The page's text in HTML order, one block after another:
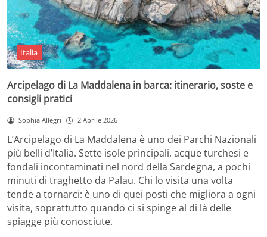
Italia
Arcipelago di La Maddalena in barca: itinerario, soste e
consigli pratici
Sophia Allegri 2 Aprile 2026
L’Arcipelago di La Maddalena è uno dei Parchi Nazionali
più belli d’Italia. Sette isole principali, acque turchesi e
fondali incontaminati nel nord della Sardegna, a pochi
minuti di traghetto da Palau. Chi lo visita una volta
tende a tornarci: è uno di quei posti che migliora a ogni
visita, soprattutto quando ci si spinge al di là delle
spiagge più conosciute.